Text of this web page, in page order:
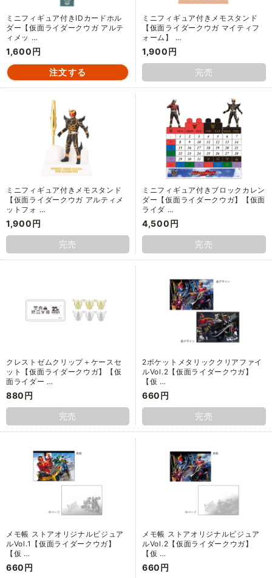
ミニフィギュア付きIDカードホル
ダー【仮面ライダークウガ アルテ
ィメッ …
1,600円
ミニフィギュア付きメモスタンド
【仮面ライダークウガ マイティフ
ォーム】 …
1,900円
完売
ミニフィギュア付きメモスタンド
【仮面ライダークウガ アルティメ
ットフォ …
1,900円
完売
ミニフィギュア付きブロックカレン
ダー【仮面ライダークウガ】【仮面
ライダ …
4,500円
完売
クレストゼムクリップ＋ケースセ
ット【仮面ライダークウガ】【仮
面ライダー …
880円
完売
2ポケットメタリッククリアファイ
ルVol.2【仮面ライダークウガ】
【仮 …
660円
完売
メモ帳 ストアオリジナルビジュア
ルVol.1【仮面ライダークウガ】
【仮 …
660円
メモ帳 ストアオリジナルビジュア
ルVol.2【仮面ライダークウガ】
【仮 …
660円